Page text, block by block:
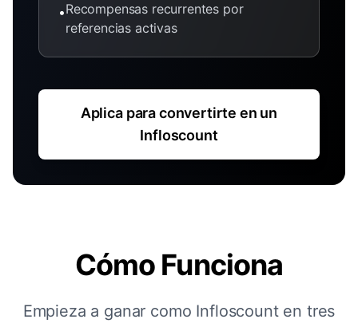
•Recompensas recurrentes por
referencias activas
Aplica para convertirte en un
Infloscount
Cómo Funciona
Empieza a ganar como Infloscount en tres